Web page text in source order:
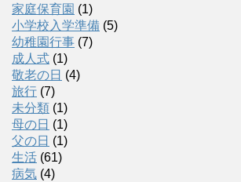
家庭保育園 (1)
小学校入学準備 (5)
幼稚園行事 (7)
成人式 (1)
敬老の日 (4)
旅行 (7)
未分類 (1)
母の日 (1)
父の日 (1)
生活 (61)
病気 (4)